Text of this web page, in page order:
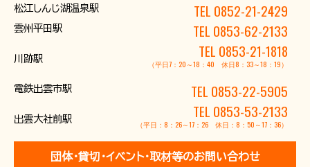
松江しんじ湖温泉駅 TEL 0852-21-2429
雲州平田駅 TEL 0853-62-2133
川跡駅 TEL 0853-21-1818
（平日7：20～18：40 休日8：33～18：19）
電鉄出雲市駅 TEL 0853-22-5905
出雲大社前駅 TEL 0853-53-2133
（平日：8：26～17：26 休日：8：50～17：36）
団体･貸切･イベント･取材等のお問い合わせ